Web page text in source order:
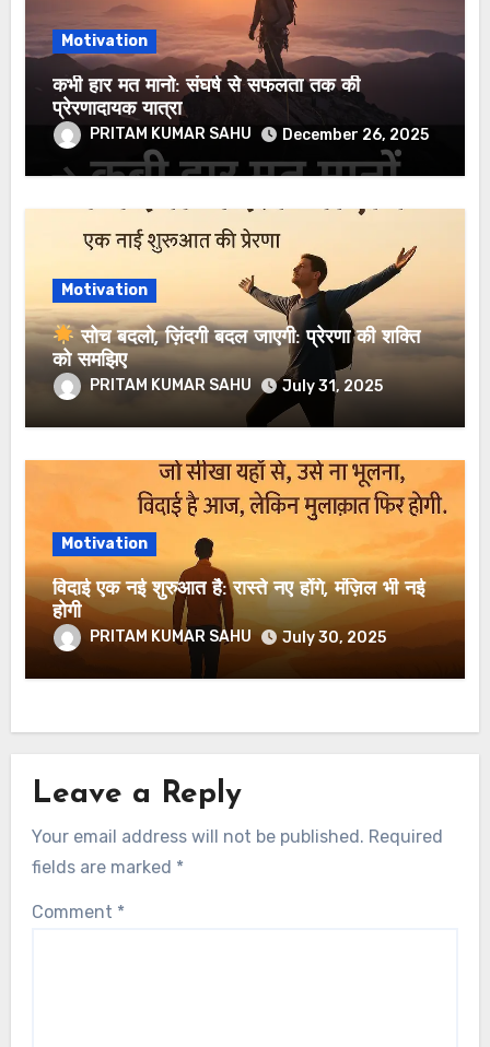
Motivation
कभी हार मत मानो: संघर्ष से सफलता तक की
प्रेरणादायक यात्रा
PRITAM KUMAR SAHU December 26, 2025
Motivation
सोच बदलो, ज़िंदगी बदल जाएगी: प्रेरणा की शक्ति
को समझिए
PRITAM KUMAR SAHU July 31, 2025
Motivation
विदाई एक नई शुरुआत है: रास्ते नए होंगे, मंज़िल भी नई
होगी
PRITAM KUMAR SAHU July 30, 2025
Leave a Reply
Your email address will not be published. Required
fields are marked *
Comment *